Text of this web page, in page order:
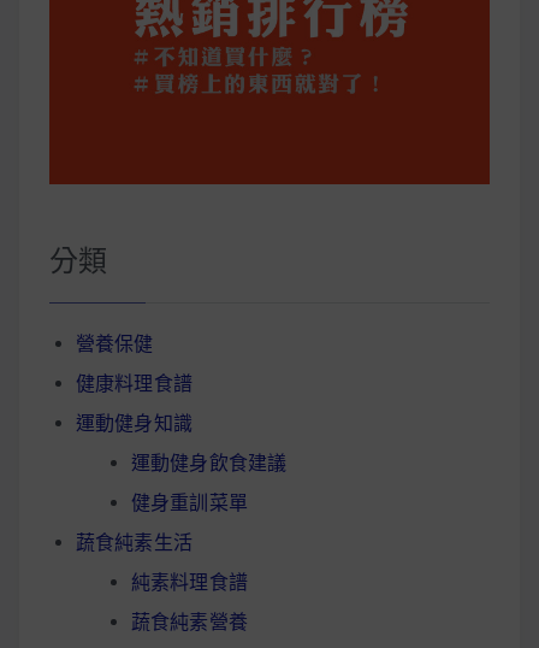
分類
營養保健
健康料理食譜
運動健身知識
運動健身飲食建議
健身重訓菜單
蔬食純素生活
純素料理食譜
蔬食純素營養